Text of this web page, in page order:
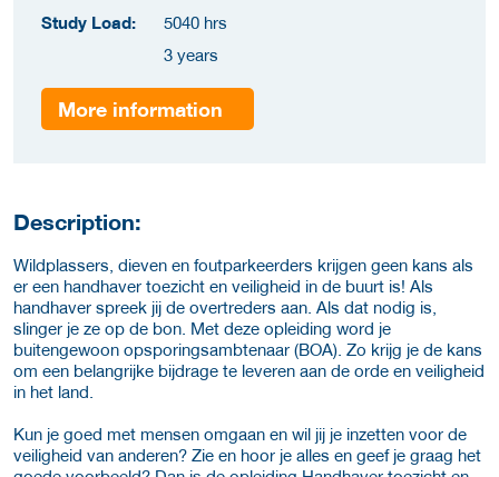
Study Load:
5040 hrs
3 years
More information
Description:
Wildplassers, dieven en foutparkeerders krijgen geen kans als
er een handhaver toezicht en veiligheid in de buurt is! Als
handhaver spreek jij de overtreders aan. Als dat nodig is,
slinger je ze op de bon. Met deze opleiding word je
buitengewoon opsporingsambtenaar (BOA). Zo krijg je de kans
om een belangrijke bijdrage te leveren aan de orde en veiligheid
in het land.
Kun je goed met mensen omgaan en wil jij je inzetten voor de
veiligheid van anderen? Zie en hoor je alles en geef je graag het